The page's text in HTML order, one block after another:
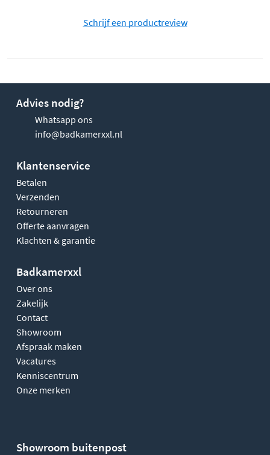
Schrijf een productreview
Advies nodig?
Whatsapp ons
info@badkamerxxl.nl
Klantenservice
Betalen
Verzenden
Retourneren
Offerte aanvragen
Klachten & garantie
Badkamerxxl
Over ons
Zakelijk
Contact
Showroom
Afspraak maken
Vacatures
Kenniscentrum
Onze merken
Showroom buitenpost